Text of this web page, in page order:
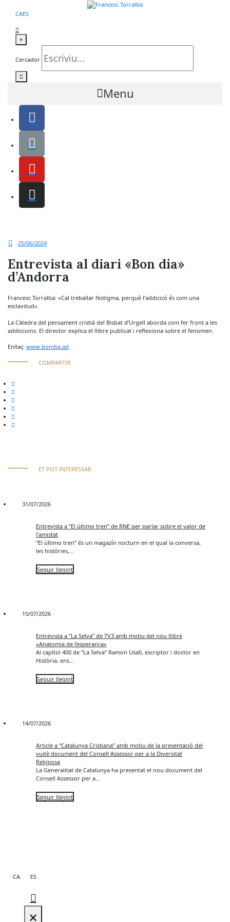
CAES
×
Cercador
Menu
25/06/2024
Entrevista al diari «Bon dia»
d’Andorra
Francesc Torralba: «Cal treballar l’estigma, perquè l’addicció és com una
esclavitud».
La Càtedra del pensament cristià del Bisbat d’Urgell aborda com fer front a les
addiccions. El director explica el llibre publicat i reflexiona sobre el fenomen.
Enllaç: www.bondia.ad
COMPARTIR
ET POT INTERESSAR
31/07/2026
Entrevista a “El último tren” de RNE per parlar sobre el valor de
l’amistat
“El último tren” és un magazín nocturn en el qual la conversa,
les històries,...
Seguir llegint
15/07/2026
Entrevista a “La Selva” de TV3 amb motiu del nou llibre
«Anatomia de l’esperança»
Al capítol 400 de “La Selva” Ramon Usall, escriptor i doctor en
Història, ens...
Seguir llegint
14/07/2026
Article a “Catalunya Cristiana” amb motiu de la presentació del
vuitè document del Consell Assessor per a la Diversitat
Religiosa
La Generalitat de Catalunya ha presentat el nou document del
Consell Assessor per a...
Seguir llegint
CA ES